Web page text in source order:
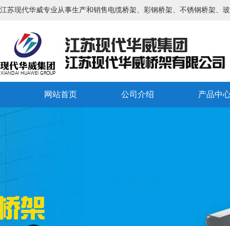
江苏现代华威专业从事生产和销售电缆桥架、彩钢桥架、不锈钢桥架、
网站首页 公司介绍 产品中